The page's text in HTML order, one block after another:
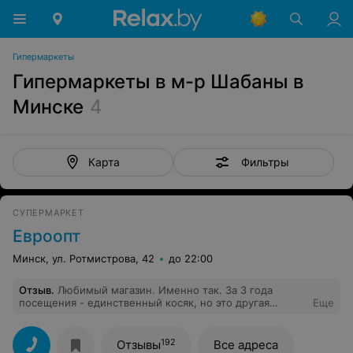
Гипермаркеты
Гипермаркеты в м-р Шабаны в
Минске 4
Карта Фильтры
СУПЕРМАРКЕТ
Евроопт
Минск, ул. Ротмистрова, 42 до 22:00
Отзыв. Любимый магазин. Именно так. За 3 года
посещения - единственный косяк, но это другая
просто обожаю, правда) 1. Крестьянский (или как?)
островок - молодой тёмненький паренёк - без
Еще
Отзывы192 Все адреса